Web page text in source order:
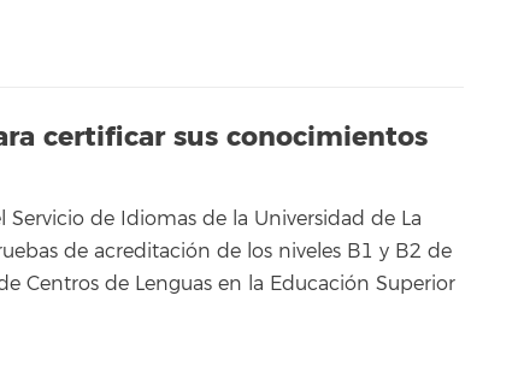
certificar sus conocimientos
Servicio de Idiomas de la Universidad de La
de acreditación de los niveles B1 y B2 de
Centros de Lenguas en la Educación Superior